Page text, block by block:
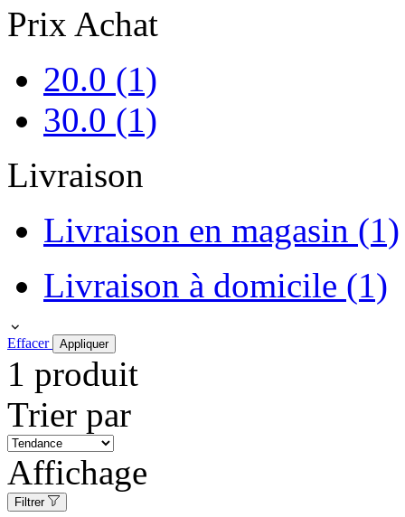
Prix Achat
20.0 (1)
30.0 (1)
Livraison
Livraison en magasin (1)
Livraison à domicile (1)
Effacer Appliquer
1 produit
Trier par
Affichage
Filtrer